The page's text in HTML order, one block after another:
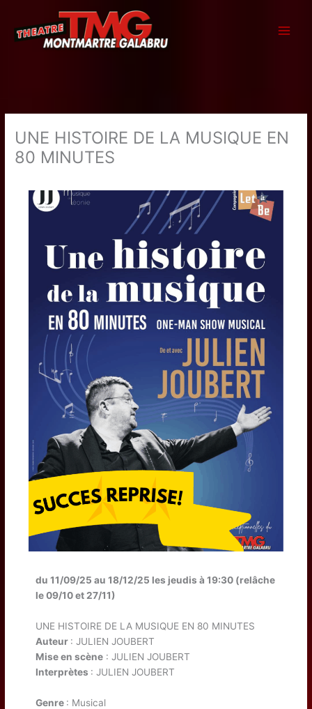
contenu
UNE HISTOIRE DE LA MUSIQUE EN
80 MINUTES
du 11/09/25 au 18/12/25 les jeudis à 19:30 (relâche
le 09/10 et 27/11)
UNE HISTOIRE DE LA MUSIQUE EN 80 MINUTES
Auteur : JULIEN JOUBERT
Mise en scène : JULIEN JOUBERT
Interprètes : JULIEN JOUBERT
Genre : Musical